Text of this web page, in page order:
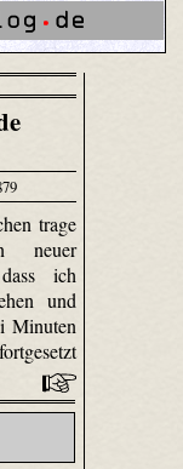
trage
neuer
ich
und
Minuten